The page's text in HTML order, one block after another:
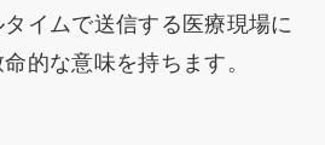
イムで送信する医療現場に
的な意味を持ちます。